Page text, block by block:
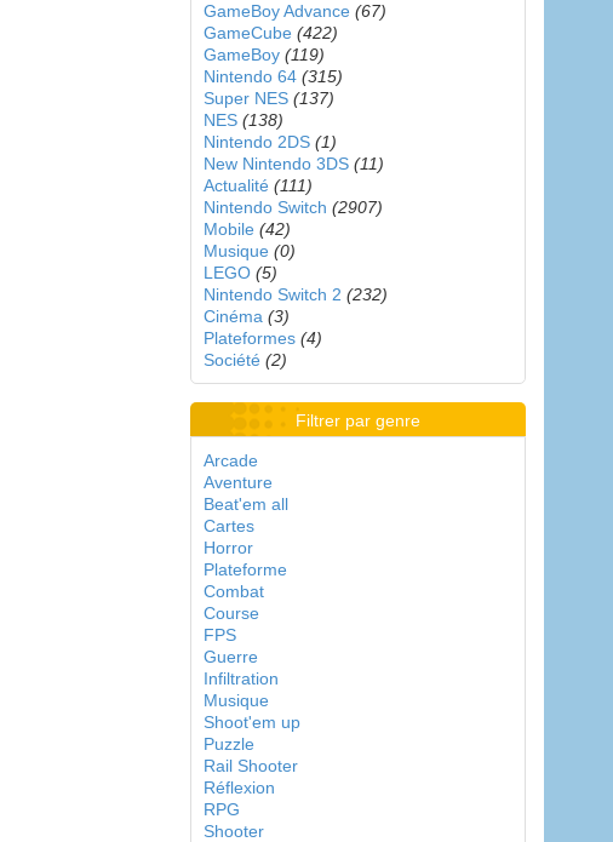
GameBoy Advance (67)
GameCube (422)
GameBoy (119)
Nintendo 64 (315)
Super NES (137)
NES (138)
Nintendo 2DS (1)
New Nintendo 3DS (11)
Actualité (111)
Nintendo Switch (2907)
Mobile (42)
Musique (0)
LEGO (5)
Nintendo Switch 2 (232)
Cinéma (3)
Plateformes (4)
Société (2)
Filtrer par genre
Arcade
Aventure
Beat'em all
Cartes
Horror
Plateforme
Combat
Course
FPS
Guerre
Infiltration
Musique
Shoot'em up
Puzzle
Rail Shooter
Réflexion
RPG
Shooter